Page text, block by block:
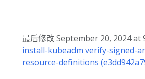
最后修改 September 20, 2024 at
install-kubeadm verify-signed-
resource-definitions